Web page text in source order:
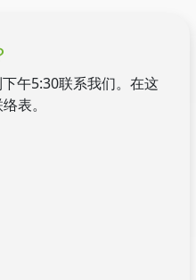
午5:30联系我们。在这
表。